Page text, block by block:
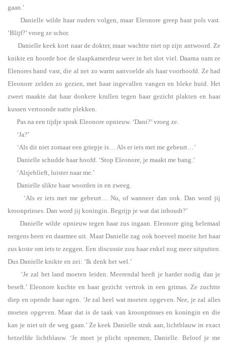
gaan.’
Danielle wilde haar ouders volgen, maar Eleonore greep haar pols vast.
‘Blijf?’ vroeg ze schor.
Danielle keek kort naar de dokter, maar wachtte niet op zijn antwoord. Ze
knikte en hoorde hoe de slaapkamerdeur weer in het slot viel. Daarna nam ze
Elenores hand vast, die al net zo warm aanvoelde als haar voorhoofd. Ze had
Eleonore zelden zo gezien, met haar ingevallen vangen en bleke huid. Het
zweet maakte dat haar donkere krullen tegen haar gezicht plakten en haar
kussen vertoonde natte plekken.
Pas na een tijdje sprak Eleonore opnieuw. ‘Dani?’ vroeg ze.
‘Ja?’
‘Als dit niet zomaar een griepje is… Als er iets met me gebeurt…’
Danielle schudde haar hoofd. ‘Stop Eleonore, je maakt me bang.’
‘Alsjeblieft, luister naar me.’
Danielle slikte haar woorden in en zweeg.
‘Als er iets met me gebeurt… Nu, of wanneer dan ook. Dan word jij
kroonprinses. Dan word jij koningin. Begrijp je wat dat inhoudt?’
Danielle wilde opnieuw tegen haar zus ingaan. Eleonore ging helemaal
nergens heen en daarmee uit. Maar Danielle zag ook hoeveel moeite het haar
zus koste om iets te zeggen. Een discussie zou haar enkel nog meer uitputten.
Dus Danielle knikte en zei: ‘Ik denk het wel.’
‘Je zal het land moeten leiden. Meerendal heeft je harder nodig dan je
beseft.’ Eleonore kuchte en haar gezicht vertrok in een grimas. Ze zuchtte
diep en opende haar ogen. ‘Je zal heel wat moeten opgeven. Nee, je zal alles
moeten opgeven. Maar dat is de taak van kroonprinses en koningin en die
kan je niet uit de weg gaan.’ Ze keek Danielle strak aan, lichtblauw in exact
hetzelfde lichtblauw. ‘Je moet je plicht opnemen, Danielle. Beloof je me